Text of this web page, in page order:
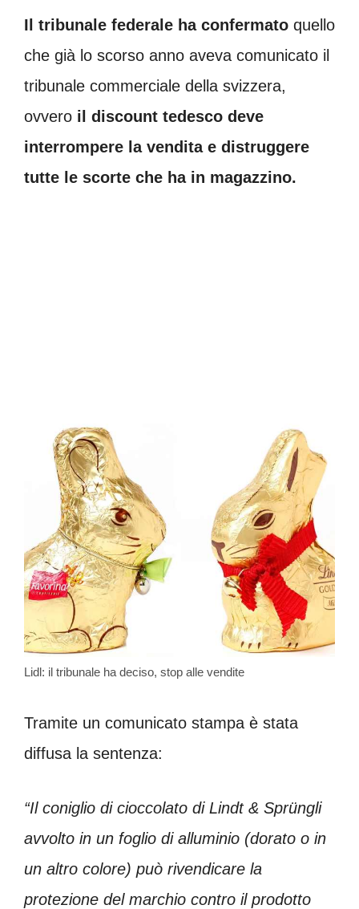
Il tribunale federale ha confermato quello
che già lo scorso anno aveva comunicato il
tribunale commerciale della svizzera,
ovvero il discount tedesco deve
interrompere la vendita e distruggere
tutte le scorte che ha in magazzino.
Lidl: il tribunale ha deciso, stop alle vendite
Tramite un comunicato stampa è stata
diffusa la sentenza:
“Il coniglio di cioccolato di Lindt & Sprüngli
avvolto in un foglio di alluminio (dorato o in
un altro colore) può rivendicare la
protezione del marchio contro il prodotto